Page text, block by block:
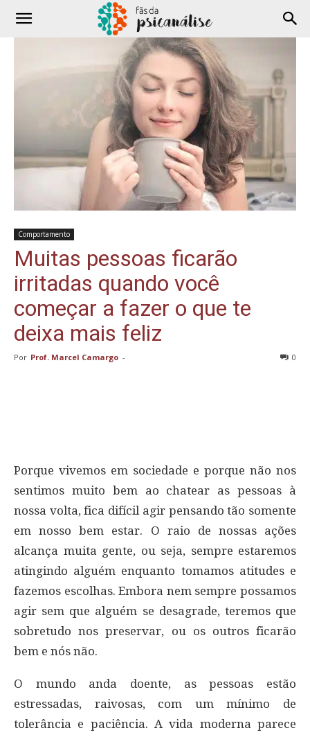
Comportamento
Muitas pessoas ficarão
irritadas quando você
começar a fazer o que te
deixa mais feliz
Por Prof. Marcel Camargo - 0
Porque vivemos em sociedade e porque não nos
sentimos muito bem ao chatear as pessoas à
nossa volta, fica difícil agir pensando tão somente
em nosso bem estar. O raio de nossas ações
alcança muita gente, ou seja, sempre estaremos
atingindo alguém enquanto tomamos atitudes e
fazemos escolhas. Embora nem sempre possamos
agir sem que alguém se desagrade, teremos que
sobretudo nos preservar, ou os outros ficarão
bem e nós não.
O mundo anda doente, as pessoas estão
estressadas, raivosas, com um mínimo de
tolerância e paciência. A vida moderna parece